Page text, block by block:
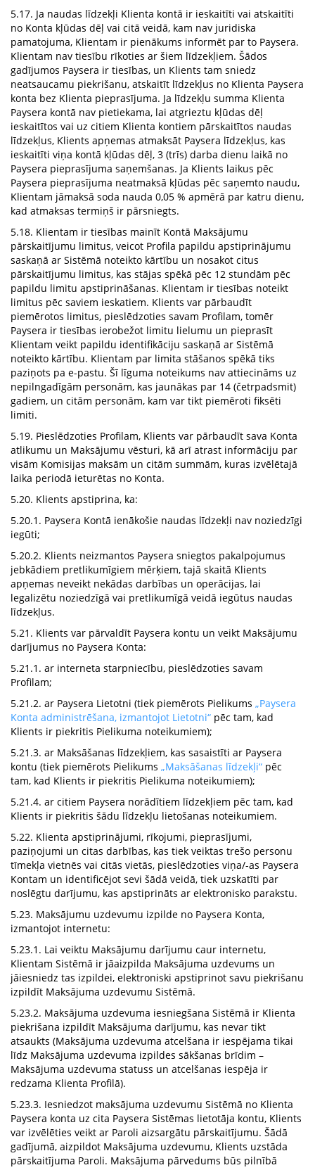
5.17. Ja naudas līdzekļi Klienta kontā ir ieskaitīti vai atskaitīti
no Konta kļūdas dēļ vai citā veidā, kam nav juridiska
pamatojuma, Klientam ir pienākums informēt par to Paysera.
Klientam nav tiesību rīkoties ar šiem līdzekļiem. Šādos
gadījumos Paysera ir tiesības, un Klients tam sniedz
neatsaucamu piekrišanu, atskaitīt līdzekļus no Klienta Paysera
konta bez Klienta pieprasījuma. Ja līdzekļu summa Klienta
Paysera kontā nav pietiekama, lai atgrieztu kļūdas dēļ
ieskaitītos vai uz citiem Klienta kontiem pārskaitītos naudas
līdzekļus, Klients apņemas atmaksāt Paysera līdzekļus, kas
ieskaitīti viņa kontā kļūdas dēļ, 3 (trīs) darba dienu laikā no
Paysera pieprasījuma saņemšanas. Ja Klients laikus pēc
Paysera pieprasījuma neatmaksā kļūdas pēc saņemto naudu,
Klientam jāmaksā soda nauda 0,05 % apmērā par katru dienu,
kad atmaksas termiņš ir pārsniegts.
5.18. Klientam ir tiesības mainīt Kontā Maksājumu
pārskaitījumu limitus, veicot Profila papildu apstiprinājumu
saskaņā ar Sistēmā noteikto kārtību un nosakot citus
pārskaitījumu limitus, kas stājas spēkā pēc 12 stundām pēc
papildu limitu apstiprināšanas. Klientam ir tiesības noteikt
limitus pēc saviem ieskatiem. Klients var pārbaudīt
piemērotos limitus, pieslēdzoties savam Profilam, tomēr
Paysera ir tiesības ierobežot limitu lielumu un pieprasīt
Klientam veikt papildu identifikāciju saskaņā ar Sistēmā
noteikto kārtību. Klientam par limita stāšanos spēkā tiks
paziņots pa e-pastu. Šī līguma noteikums nav attiecināms uz
nepilngadīgām personām, kas jaunākas par 14 (četrpadsmit)
gadiem, un citām personām, kam var tikt piemēroti fiksēti
limiti.
5.19. Pieslēdzoties Profilam, Klients var pārbaudīt sava Konta
atlikumu un Maksājumu vēsturi, kā arī atrast informāciju par
visām Komisijas maksām un citām summām, kuras izvēlētajā
laika periodā ieturētas no Konta.
5.20. Klients apstiprina, ka:
5.20.1. Paysera Kontā ienākošie naudas līdzekļi nav noziedzīgi
iegūti;
5.20.2. Klients neizmantos Paysera sniegtos pakalpojumus
jebkādiem pretlikumīgiem mērķiem, tajā skaitā Klients
apņemas neveikt nekādas darbības un operācijas, lai
legalizētu noziedzīgā vai pretlikumīgā veidā iegūtus naudas
līdzekļus.
5.21. Klients var pārvaldīt Paysera kontu un veikt Maksājumu
darījumus no Paysera Konta:
5.21.1. ar interneta starpniecību, pieslēdzoties savam
Profilam;
5.21.2. ar Paysera Lietotni (tiek piemērots Pielikums „Paysera
Konta administrēšana, izmantojot Lietotni“ pēc tam, kad
Klients ir piekritis Pielikuma noteikumiem);
5.21.3. ar Maksāšanas līdzekļiem, kas sasaistīti ar Paysera
kontu (tiek piemērots Pielikums „Maksāšanas līdzekļi“ pēc
tam, kad Klients ir piekritis Pielikuma noteikumiem);
5.21.4. ar citiem Paysera norādītiem līdzekļiem pēc tam, kad
Klients ir piekritis šādu līdzekļu lietošanas noteikumiem.
5.22. Klienta apstiprinājumi, rīkojumi, pieprasījumi,
paziņojumi un citas darbības, kas tiek veiktas trešo personu
tīmekļa vietnēs vai citās vietās, pieslēdzoties viņa/-as Paysera
Kontam un identificējot sevi šādā veidā, tiek uzskatīti par
noslēgtu darījumu, kas apstiprināts ar elektronisko parakstu.
5.23. Maksājumu uzdevumu izpilde no Paysera Konta,
izmantojot internetu:
5.23.1. Lai veiktu Maksājumu darījumu caur internetu,
Klientam Sistēmā ir jāaizpilda Maksājuma uzdevums un
jāiesniedz tas izpildei, elektroniski apstiprinot savu piekrišanu
izpildīt Maksājuma uzdevumu Sistēmā.
5.23.2. Maksājuma uzdevuma iesniegšana Sistēmā ir Klienta
piekrišana izpildīt Maksājuma darījumu, kas nevar tikt
atsaukts (Maksājuma uzdevuma atcelšana ir iespējama tikai
līdz Maksājuma uzdevuma izpildes sākšanas brīdim –
Maksājuma uzdevuma statuss un atcelšanas iespēja ir
redzama Klienta Profilā).
5.23.3. Iesniedzot maksājuma uzdevumu Sistēmā no Klienta
Paysera konta uz cita Paysera Sistēmas lietotāja kontu, Klients
var izvēlēties veikt ar Paroli aizsargātu pārskaitījumu. Šādā
gadījumā, aizpildot Maksājuma uzdevumu, Klients uzstāda
pārskaitījuma Paroli. Maksājuma pārvedums būs pilnībā